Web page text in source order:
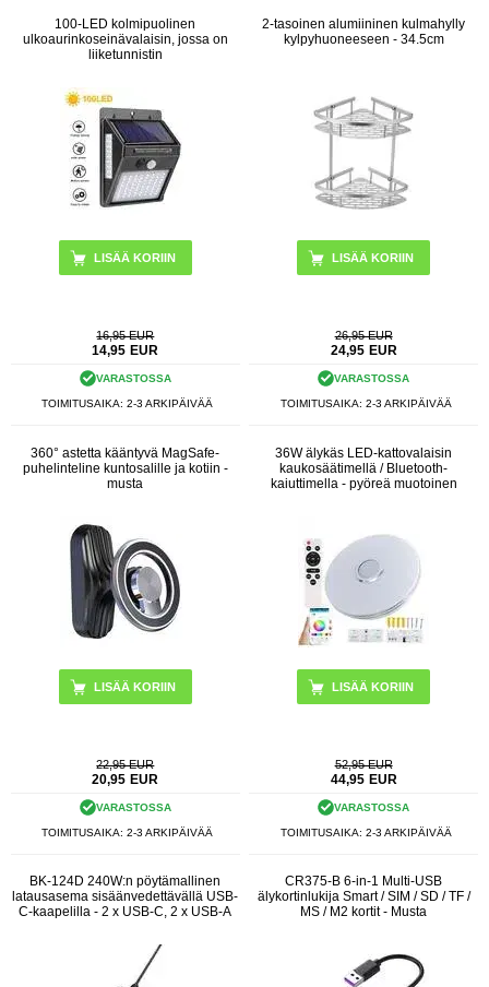
100-LED kolmipuolinen
ulkoaurinkoseinävalaisin, jossa on
liiketunnistin
16,95 EUR
14,95 EUR
VARASTOSSA
TOIMITUSAIKA: 2-3 ARKIPÄIVÄÄ
2-tasoinen alumiininen kulmahylly
kylpyhuoneeseen - 34.5cm
26,95 EUR
24,95 EUR
VARASTOSSA
TOIMITUSAIKA: 2-3 ARKIPÄIVÄÄ
360° astetta kääntyvä MagSafe-
puhelinteline kuntosalille ja kotiin -
musta
22,95 EUR
20,95 EUR
VARASTOSSA
TOIMITUSAIKA: 2-3 ARKIPÄIVÄÄ
36W älykäs LED-kattovalaisin
kaukosäätimellä / Bluetooth-
kaiuttimella - pyöreä muotoinen
52,95 EUR
44,95 EUR
VARASTOSSA
TOIMITUSAIKA: 2-3 ARKIPÄIVÄÄ
BK-124D 240W:n pöytämallinen
latausasema sisäänvedettävällä USB-
C-kaapelilla - 2 x USB-C, 2 x USB-A
CR375-B 6-in-1 Multi-USB
älykortinlukija Smart / SIM / SD / TF /
MS / M2 kortit - Musta